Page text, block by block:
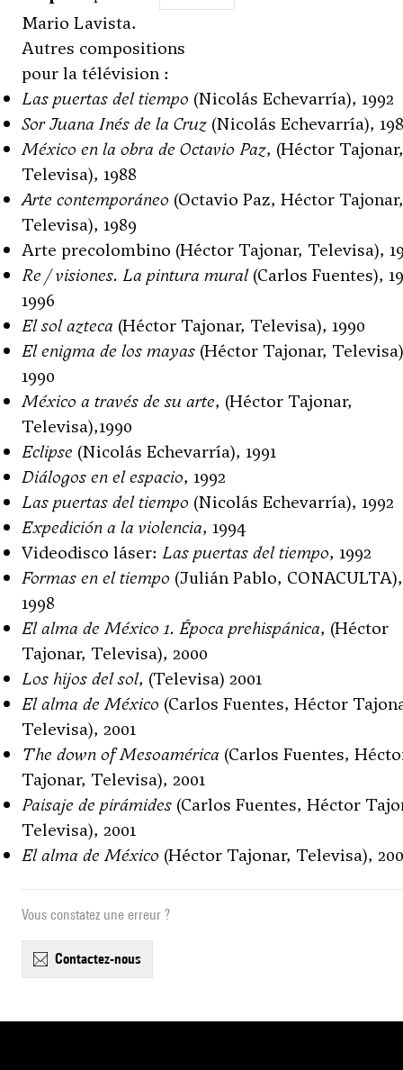
Mario Lavista.
Autres compositions
pour la télévision :
Las puertas del tiempo (Nicolás Echevarría), 1992
Sor Juana Inés de la Cruz (Nicolás Echevarría),
México en la obra de Octavio Paz, (Héctor Tajonar,
Televisa), 1988
Arte contemporáneo (Octavio Paz, Héctor Tajonar,
Televisa), 1989
Arte precolombino (Héctor Tajonar, Televisa),
Re / visiones. La pintura mural(Carlos Fuentes),
1996
El sol azteca (Héctor Tajonar, Televisa), 1990
El enigma de los mayas (Héctor Tajonar,
1990
México a través de su arte, (Héctor Tajonar,
Televisa),1990
Eclipse (Nicolás Echevarría), 1991
Diálogos en el espacio, 1992
Las puertas del tiempo (Nicolás Echevarría), 1992
Expedición a la violencia, 1994
Videodisco láser: Las puertas del tiempo, 1992
Formas en el tiempo (Julián Pablo, CONACULTA),
1998
El alma de México 1. Época prehispánica, (Héctor
Tajonar, Televisa), 2000
Los hijos del sol, (Televisa) 2001
El alma de México (Carlos Fuentes, Héctor
Televisa), 2001
The down of Mesoamérica (Carlos Fuentes,
Tajonar, Televisa), 2001
Paisaje de pirámides (Carlos Fuentes, Héctor
Televisa), 2001
El alma de México (Héctor Tajonar, Televisa),
Vous constatez une erreur ?
contactez-nous